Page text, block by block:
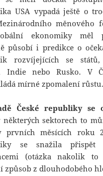
USA vypadá ještě o
měnového
ekonomiky měl
působí i predikce o
rozvíjejících se
Indie nebo Rusko. V
mírné zpomalení růstu.
České republiky se
některých sektorech to
prvních měsících roku
se snažila
(otázka nakolik to
způsob z dlouhodobého